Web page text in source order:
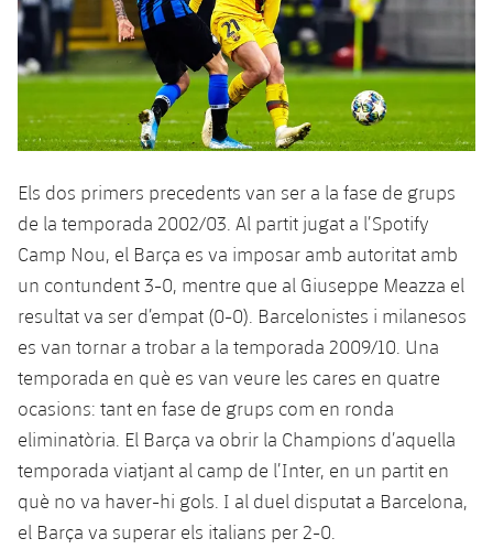
Els dos primers precedents van ser a la fase de grups
de la temporada 2002/03. Al partit jugat a l’Spotify
Camp Nou, el Barça es va imposar amb autoritat amb
un contundent 3-0, mentre que al Giuseppe Meazza el
resultat va ser d’empat (0-0). Barcelonistes i milanesos
es van tornar a trobar a la temporada 2009/10. Una
temporada en què es van veure les cares en quatre
ocasions: tant en fase de grups com en ronda
eliminatòria. El Barça va obrir la Champions d’aquella
temporada viatjant al camp de l’Inter, en un partit en
què no va haver-hi gols. I al duel disputat a Barcelona,
el Barça va superar els italians per 2-0.